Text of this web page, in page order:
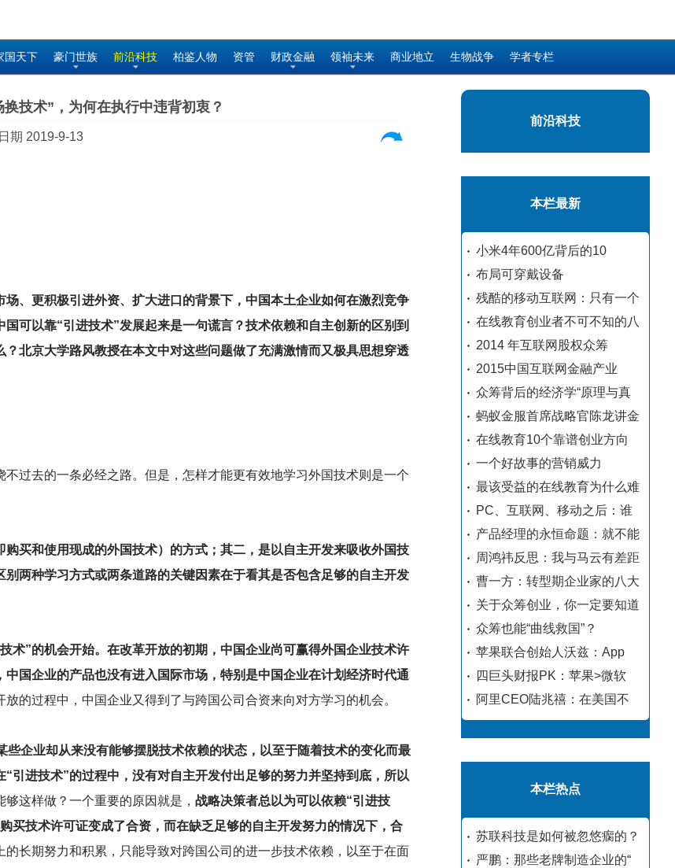
国天下 豪门世族 前沿科技 柏鉴人物 资管 财政金融 领袖未来 商业地立 生物战争 学者专栏
技术”，为何在执行中违背初衷？
日期 2019-9-13
、更积极引进外资、扩大进口的背景下，中国本土企业如何在激烈竞争
可以靠“引进技术”发展起来是一句谎言？技术依赖和自主创新的区别到
北京大学路风教授在本文中对这些问题做了充满激情而又极具思想穿透
过去的一条必经之路。但是，怎样才能更有效地学习外国技术则是一个
买和使用现成的外国技术）的方式；其二，是以自主开发来吸收外国技
两种学习方式或两条道路的关键因素在于看其是否包含足够的自主开发
术”的机会开始。在改革开放的初期，中国企业尚可赢得外国企业技术许
国企业的产品也没有进入国际市场，特别是中国企业在计划经济时代通
放的过程中，中国企业又得到了与跨国公司合资来向对方学习的机会。
企业却从来没有能够摆脱技术依赖的状态，以至于随着技术的变化而最
引进技术”的过程中，没有对自主开发付出足够的努力并坚持到底，所以
够这样做？一个重要的原因就是， 战略决策者总以为可以依赖“引进技
买技术许可证变成了合资，而在缺乏足够的自主开发努力的情况下，合
的长期努力和积累，只能导致对跨国公司的进一步技术依赖，以至于在面
前沿科技
本栏最新
小米4年600亿背后的10
布局可穿戴设备
残酷的移动互联网：只有一个
在线教育创业者不可不知的八
2014 年互联网股权众筹
2015中国互联网金融产业
众筹背后的经济学“原理与真
蚂蚁金服首席战略官陈龙讲金
在线教育10个靠谱创业方向
一个好故事的营销威力
最该受益的在线教育为什么难
PC、互联网、移动之后：谁
产品经理的永恒命题：就不能
周鸿祎反思：我与马云有差距
曹一方：转型期企业家的八大
关于众筹创业，你一定要知道
众筹也能“曲线救国”？
苹果联合创始人沃兹：App
四巨头财报PK：苹果>微软
阿里CEO陆兆禧：在美国不
本栏热点
苏联科技是如何被忽悠瘸的？
严鹏：那些老牌制造企业的“